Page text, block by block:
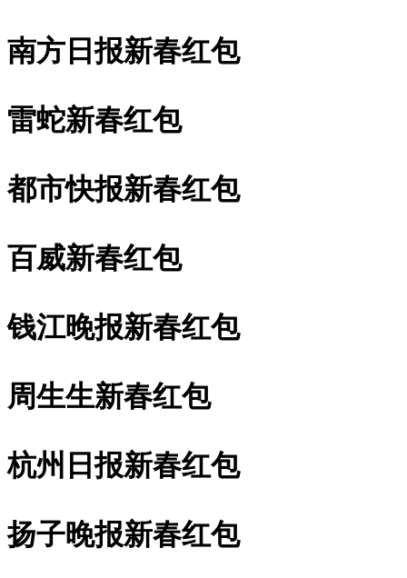
南方日报新春红包
雷蛇新春红包
都市快报新春红包
百威新春红包
钱江晚报新春红包
周生生新春红包
杭州日报新春红包
扬子晚报新春红包